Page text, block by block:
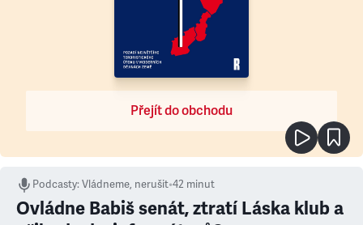
Přejít do obchodu
Podcasty:Vládneme, nerušit•42 minut
Ovládne Babiš senát, ztratí Láska klub a